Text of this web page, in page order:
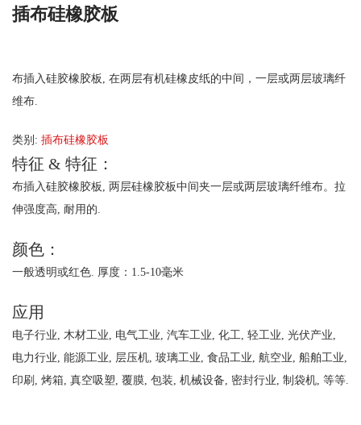
插布硅橡胶板
布插入硅胶橡胶板, 在两层有机硅橡皮纸的中间，一层或两层玻璃纤
维布.
类别: 插布硅橡胶板
特征 & 特征：
布插入硅胶橡胶板, 两层硅橡胶板中间夹一层或两层玻璃纤维布。拉
伸强度高, 耐用的.
颜色：
一般透明或红色. 厚度：1.5-10毫米
应用
电子行业, 木材工业, 电气工业, 汽车工业, 化工, 轻工业, 光伏产业,
电力行业, 能源工业, 层压机, 玻璃工业, 食品工业, 航空业, 船舶工业,
印刷, 烤箱, 真空吸塑, 覆膜, 包装, 机械设备, 密封行业, 制袋机, 等等.